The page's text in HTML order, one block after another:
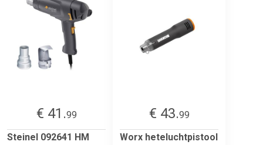
€ 41.99
Steinel 092641 HM
€ 43.99
Worx heteluchtpistool